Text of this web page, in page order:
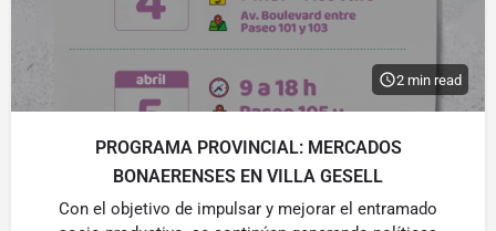
2 min read
PROGRAMA PROVINCIAL: MERCADOS
BONAERENSES EN VILLA GESELL
Con el objetivo de impulsar y mejorar el entramado